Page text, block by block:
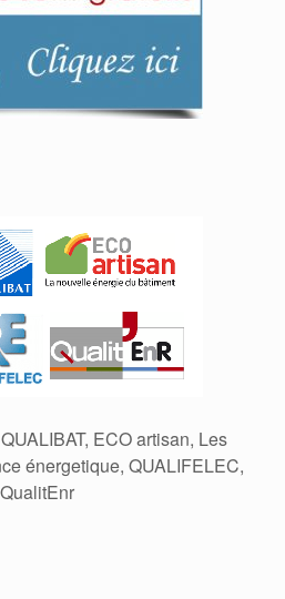
ECO artisan, Les
énergetique, QUALIFELEC,
QualitEnr